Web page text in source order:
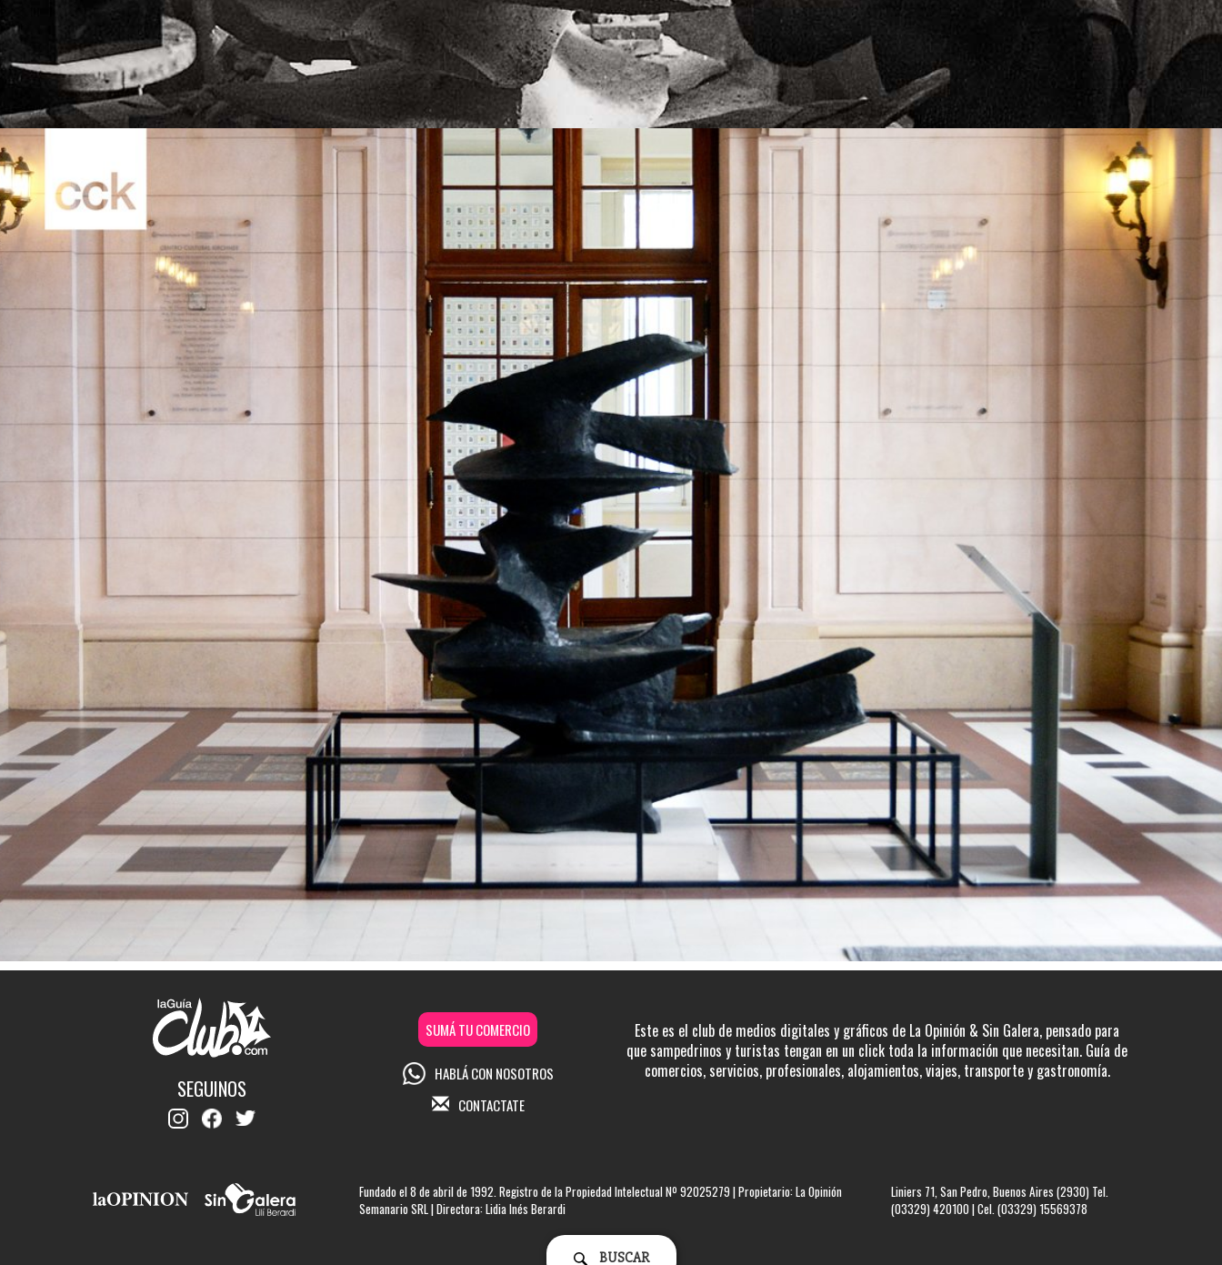
SEGUINOS
SUMÁ TU COMERCIO
HABLÁ CON NOSOTROS
CONTACTATE
Este es el club de medios digitales y gráficos de La Opinión & Sin Galera, pensado para
que sampedrinos y turistas tengan en un click toda la información que necesitan. Guía de
comercios, servicios, profesionales, alojamientos, viajes, transporte y gastronomía.
Fundado el 8 de abril de 1992. Registro de la Propiedad Intelectual Nº 92025279 | Propietario: La Opinión
Semanario SRL | Directora: Lidia Inés Berardi
Liniers 71, San Pedro, Buenos Aires (2930) Tel.
(03329) 420100 | Cel. (03329) 15569378
BUSCAR